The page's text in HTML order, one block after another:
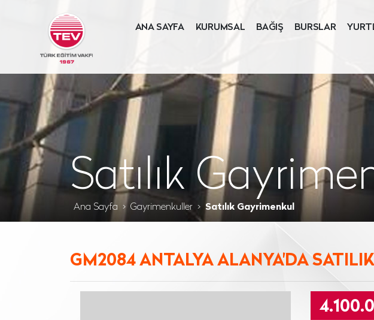
ANA SAYFA KURUMSAL BAĞIŞ BURSLAR
Satılık
Ana Sayfa Gayrimenkuller Satılık Gayrimenkul
GM2084 ANTALYA ALANYA'DA